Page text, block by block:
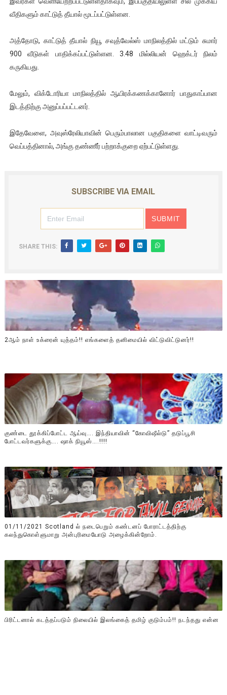
ஐ.நா முன்றலில் சீரற்ற காலநிலையிலும் தமிழின அழிப்பிற்கு
இளையராஜா – கமல் அவசர சந்திப்பு (படங்கள், விடியோ)
ஜனாதிபதி ஐக்கிய நாடுகளின் பொதுச் சபை கூட்டத்தில் இன்று
வலிமை தான் அஜித் திரைப்பயணத்திலே அதிக காலெக்ஷன் செய்த
வீதிகளும் காட்டுத் தீயால் மூடப்பட்டுள்ளன.
அத்தோடு, காட்டுத் தீயால் நியூ சவுத்வேல்ஸ் மாநிலத்தில் மட்டும் சுமார்
900 வீடுகள் பாதிக்கப்பட்டுள்ளன. 3.48 மில்லியன் ஹெக்டர் நிலம்
கருகியது.
மேலும், விக்டோரியா மாநிலத்தில் ஆயிரக்கணக்கானோர் பாதுகாப்பான
இடத்திற்கு அனுப்பப்பட்டனர்.
இதேவேளை, அவுஸ்ரேலியாவின் பெரும்பாலான பகுதிகளை வாட்டிவரும்
வெப்பத்தினால், அங்கு தண்ணீர் பற்றாக்குறை ஏற்பட்டுள்ளது.
SUBSCRIBE VIA EMAIL
SHARE THIS:
2ஆம் நாள் உக்ரைன் யுத்தம்!! எங்களைத் தனிமையில் விட்டுவிட்டுனர்!!
குண்டை தூக்கிப்போட்ட ஆய்வு…. இந்தியாவின் “கோவிஷீல்டு” தடுப்பூசி
போட்டவர்களுக்கு…. ஷாக் நியூஸ்….!!!!
01/11/2021 Scotland ல் நடைபெறும் கண்டனப் போராட்டத்திற்கு
கலந்துகொள்ளுமாறு அன்புரிமையோடு அழைக்கின்றோம்.
பிரிட்டனால் கடத்தப்படும் நிலையில் இலங்கைத் தமிழ் குடும்பம்!! நடந்தது என்ன